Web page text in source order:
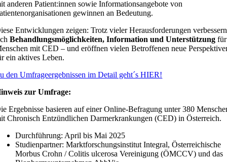
anderen Patient:innen sowie Informationsangebote von
gewinnen an Bedeutung.
Entwicklungen zeigen: Trotz vieler Herausforderungen verbessern
Behandlungsmöglichkeiten, Information und Unterstützung für
mit CED – und eröffnen vielen Betroffenen neue
ein aktives Leben.
den Umfrageergebnissen im Detail geht´s HIER!
zur Umfrage:
Ergebnisse basieren auf einer Online-Befragung unter 380
Chronisch Entzündlichen Darmerkrankungen (CED) in Österreich.
Durchführung: April bis Mai 2025
Studienpartner: Marktforschungsinstitut Integral, Österreichische
Morbus Crohn / Colitis ulcerosa Vereinigung (ÖMCCV) und das